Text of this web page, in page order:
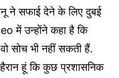
ने सफाई देने के लिए दुबई
में उन्होंने कहा है कि
सोच भी नहीं सकती हैं.
हूं कि कुछ प्रशासनिक